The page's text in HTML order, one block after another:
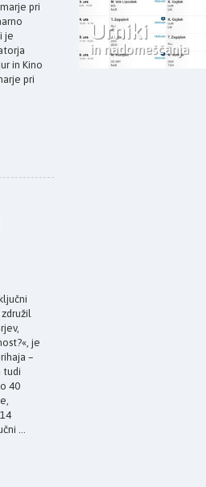
pri
je
in Kino
pri
je
–
tudi
40
...
Urniki
in nadomeščanja